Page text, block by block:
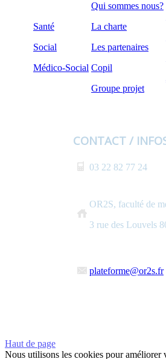
Santé
Social
Médico-Social
Qui sommes nous?
La charte
Les partenaires
Copil
Groupe projet
CONTACT /
03 22 82 77 24
OR2S, faculté de
3 rue des Louvels
plateforme@or2s.fr
Haut de page
Nous utilisons les cookies pour améliorer